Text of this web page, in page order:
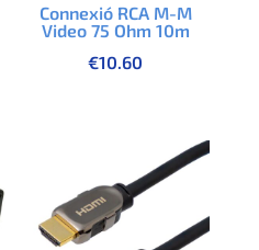
Connexió RCA M-M
Video 75 Ohm 10m
€10.60